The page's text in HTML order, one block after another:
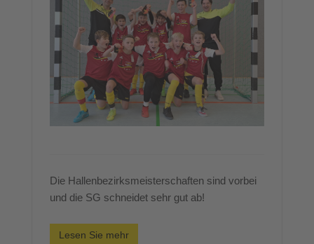
Die Hallenbezirksmeisterschaften sind vorbei
und die SG schneidet sehr gut ab!
Lesen Sie mehr